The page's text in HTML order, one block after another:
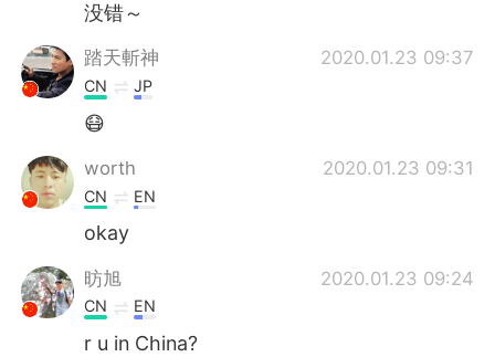
没错～
踏天斬神 2020.01.23 09:37
CN JP
😷
worth 2020.01.23 09:31
CN EN
okay
昉旭 2020.01.23 09:24
CN EN
r u in China?